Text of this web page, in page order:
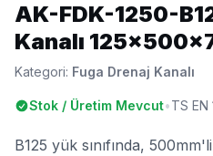
AK-FDK-1250-
Kanalı
Kategori: Fuga Drenaj Kanalı
Stok / Üretim Mevcut•TS EN
B125 yük sınıfında,